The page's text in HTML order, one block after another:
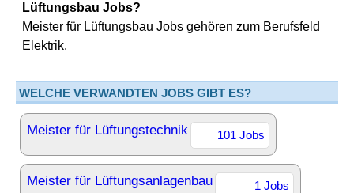
Lüftungsbau Jobs?
Meister für Lüftungsbau Jobs gehören zum Berufsfeld
Elektrik.
WELCHE VERWANDTEN JOBS GIBT ES?
Meister für Lüftungstechnik 101 Jobs
Meister für Lüftungsanlagenbau 1 Jobs